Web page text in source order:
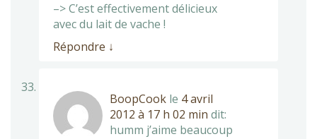
–> C’est effectivement délicieux
avec du lait de vache !
Répondre ↓
BoopCook le 4 avril
2012 à 17 h 02 min dit:
humm j’aime beaucoup